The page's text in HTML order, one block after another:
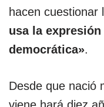
hacen cuestionar
usa la expresión
democrática».
Desde que nació